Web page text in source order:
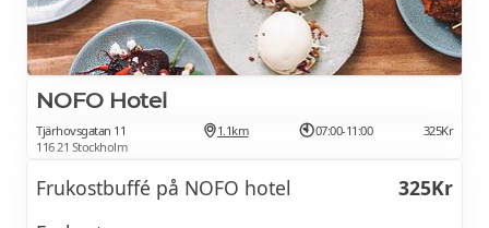
Grönsaker
Ostar, skinka, leverpastej
Youghurt (laktosfria alternativ finns)
Flingor och müsli
Gröt
NOFO Hotel
Tjärhovsgatan 11
116 21 Stockholm
1.1km 07:00-11:00 325Kr
Frukostbuffé på NOFO hotel
325Kr